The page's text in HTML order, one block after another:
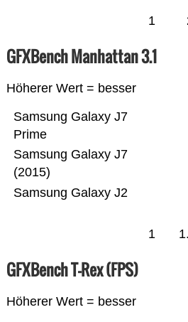
1
GFXBench Manhattan 3.1
Höherer Wert = besser
Samsung Galaxy J2
Samsung Galaxy J7
(2015)
Samsung Galaxy J7
Prime
1
GFXBench T-Rex (FPS)
Höherer Wert = besser